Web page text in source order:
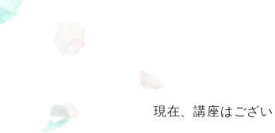
現在、講座はござ